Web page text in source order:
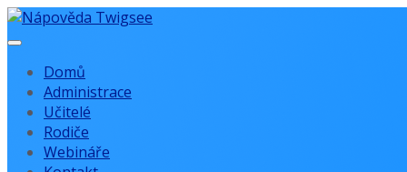
Přejít
na
Přejít
na
navigaci
Přejít
na
Domů
Administrace
Učitelé
Rodiče
Webináře